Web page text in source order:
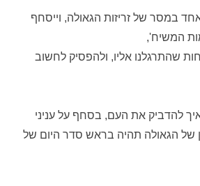
במסר של זריזות הגאולה, וייסחף
המשיח',
שהתרגלנו אליו, ולהפסיק לחשוב
להדביק את העם, בסחף על עניני
של הגאולה תהיה בראש סדר היום של